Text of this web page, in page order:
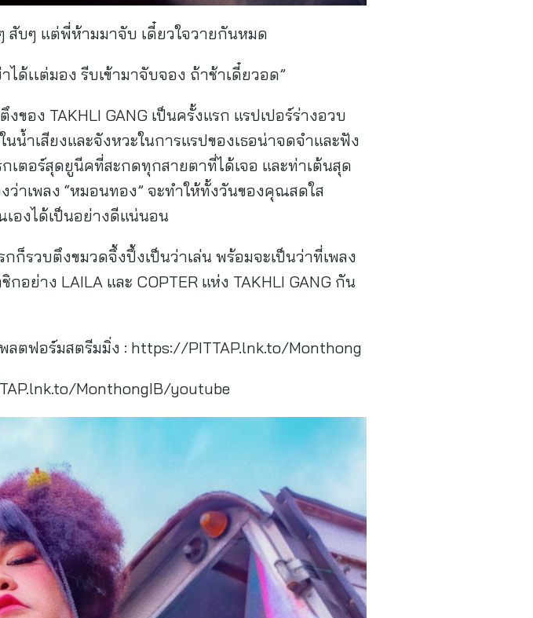
สับๆ แต่พี่ห้ามมาจับ เดี๋ยวใจวายกันหมด
ด้เเต่มอง รีบเข้ามาจับจอง ถ้าช้าเดี๋ยวอด”
อง TAKHLI GANG เป็นครั้งแรก แรปเปอร์ร่างอวบ
ำเสียงและจังหวะในการแรปของเธอน่าจดจำและฟัง
ตอร์สุดยูนีคที่สะกดทุกสายตาที่ได้เจอ และท่าเต้นสุด
าเพลง “หมอนทอง” จะทำให้ทั้งวันของคุณสดใส
องได้เป็นอย่างดีแน่นอน
ก็รวบตึงขมวดจึ้งปึ้งเป็นว่าเล่น พร้อมจะเป็นว่าที่เพลง
ย่าง LAILA และ COPTER แห่ง TAKHLI GANG กัน
ลตฟอร์มสตรีมมิ่ง : https://PITTAP.lnk.to/Monthong
MonthongIB/youtube